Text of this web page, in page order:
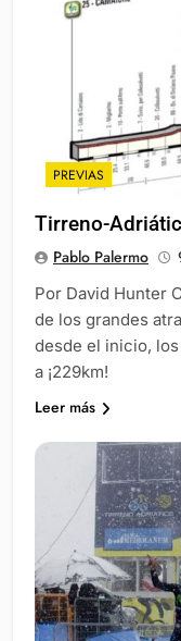
PREVIAS
Tirreno-
Pablo Palermo
Por David Hunter
de los grandes
desde el inicio,
a ¡229km!
Leer más